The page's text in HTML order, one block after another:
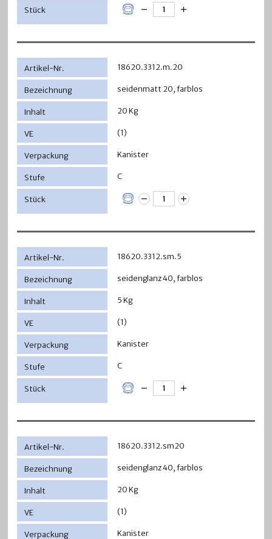
18620.3312.m.20
seidenmatt 20, farblos
20 Kg
(1)
Kanister
C
18620.3312.sm.5
seidenglanz 40, farblos
5 Kg
(1)
Kanister
C
18620.3312.sm20
seidenglanz 40, farblos
20 Kg
(1)
Kanister